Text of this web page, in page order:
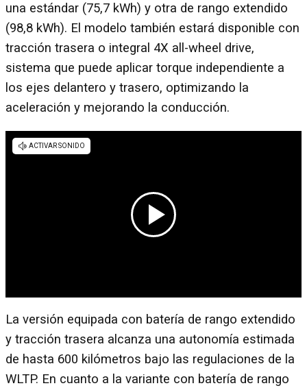
una estándar (75,7 kWh) y otra de rango extendido
(98,8 kWh). El modelo también estará disponible con
tracción trasera o integral 4X all-wheel drive,
sistema que puede aplicar torque independiente a
los ejes delantero y trasero, optimizando la
aceleración y mejorando la conducción.
La versión equipada con batería de rango extendido
y tracción trasera alcanza una autonomía estimada
de hasta 600 kilómetros bajo las regulaciones de la
WLTP. En cuanto a la variante con batería de rango